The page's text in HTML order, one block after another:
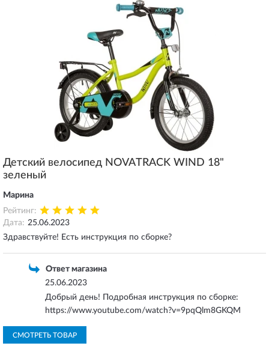
Детский велосипед NOVATRACK WIND 18"
зеленый
Марина
Рейтинг:
Дата: 25.06.2023
Здравствуйте! Есть инструкция по сборке?
Ответ магазина
25.06.2023
Добрый день! Подробная инструкция по сборке:
https://www.youtube.com/watch?v=9pqQlm8GKQM
СМОТРЕТЬ ТОВАР